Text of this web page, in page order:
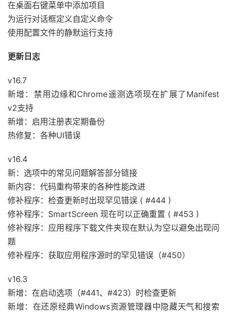
在桌面右键菜单中添加项目
为运行对话框定义自定义命令
使用配置文件的静默运行支持
更新日志
v16.7
新增：禁用边缘和Chrome遥测选项现在扩展了Manifest
v2支持
新增：启用注册表定期备份
热修复：各种UI错误
v16.4
新：选项中的常见问题解答部分链接
新内容：代码重构带来的各种性能改进
修补程序：检查更新时出现罕见错误 ( #444 )
修补程序：SmartScreen 现在可以正确重置 ( #453 )
修补程序：应用程序下载文件夹现在默认为空以避免出现问
题
修补程序：获取应用程序源时的罕见错误（#450）
v16.3
新增：在启动选项（#441、#423）时检查更新
新增：在还原经典Windows资源管理器中隐藏天气和搜索